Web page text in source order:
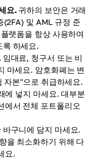
요. 귀하의 보안은 거래
(2FA) 및 AML 규정 준
랫폼을 항상 사용하여
록 하세요.
임대료, 청구서 또는 비
마세요. 암호화폐는 변
자본"으로 취급하세요.
에 넣지 마세요. 대부분
에서 전체 포트폴리오
바구니에 담지 마세요.
을 최소화하기 위해 다
요.